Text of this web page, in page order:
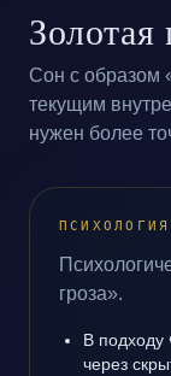
Золотая
Сон с образом
текущим
нужен более
ПСИХОЛОГИЯ
гроза».
В подходу
через